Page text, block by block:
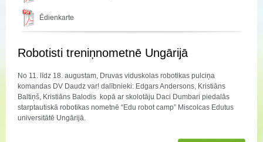
Ēdienkarte
Robotisti treniņnometnē Ungārijā
No 11. līdz 18. augustam, Druvas viduskolas robotikas pulciņa
komandas DV Daudz var! dalībnieki: Edgars Andersons, Kristiāns
Baltiņš, Kristiāns Balodis kopā ar skolotāju Daci Dumbari piedalās
starptautiskā robotikas nometnē “Edu robot camp” Miscolcas Edutus
universitātē Ungārijā.